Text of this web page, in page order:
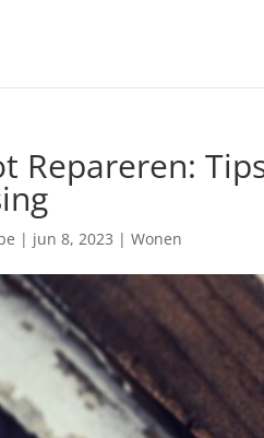
Repareren:
| jun 8, 2023 |Wonen